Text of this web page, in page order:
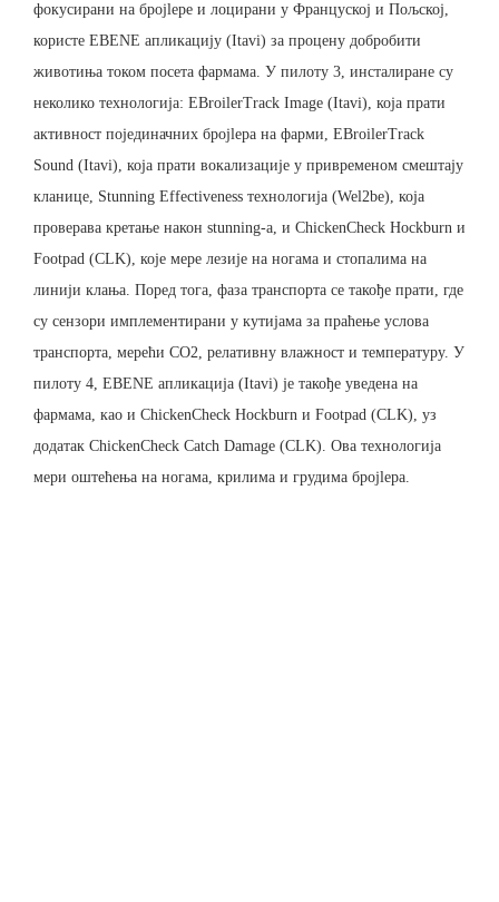
фокусирани на броjlере и лоцирани у Француској и Пољској,
користе EBENE апликацију (Itavi) за процену добробити
животиња током посета фармама. У пилоту 3, инсталиране су
неколико технологија: EBroilerTrack Image (Itavi), која прати
активност појединачних броjlера на фарми, EBroilerTrack
Sound (Itavi), која прати вокализације у привременом смештају
кланице, Stunning Effectiveness технологија (Wel2be), која
проверава кретање након stunning-а, и ChickenCheck Hockburn и
Footpad (CLK), које мере лезије на ногама и стопалима на
линији клања. Поред тога, фаза транспорта се такође прати, где
су сензори имплементирани у кутијама за праћење услова
транспорта, мерећи CO2, релативну влажност и температуру. У
пилоту 4, EBENE апликација (Itavi) је такође уведена на
фармама, као и ChickenCheck Hockburn и Footpad (CLK), уз
додатак ChickenCheck Catch Damage (CLK). Ова технологија
мери оштећења на ногама, крилима и грудима броjlера.